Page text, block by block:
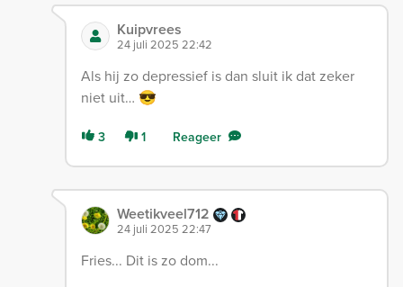
Kuipvrees
24 juli 2025 22:42
Als hij zo depressief is dan sluit ik dat zeker
niet uit… 😎
3 1 Reageer
Weetikveel712
24 juli 2025 22:47
Fries... Dit is zo dom...